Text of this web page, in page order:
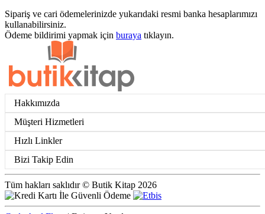
Sipariş ve cari ödemelerinizde yukarıdaki resmi banka hesaplarımızı
kullanabilirsiniz.
Ödeme bildirimi yapmak için buraya tıklayın.
Hakkımızda
Müşteri Hizmetleri
Hızlı Linkler
Bizi Takip Edin
Tüm hakları saklıdır © Butik Kitap 2026